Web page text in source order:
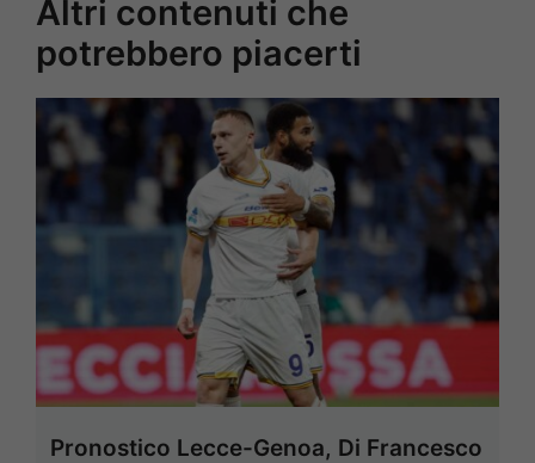
Altri contenuti che
potrebbero piacerti
Pronostico Lecce-Genoa, Di Francesco